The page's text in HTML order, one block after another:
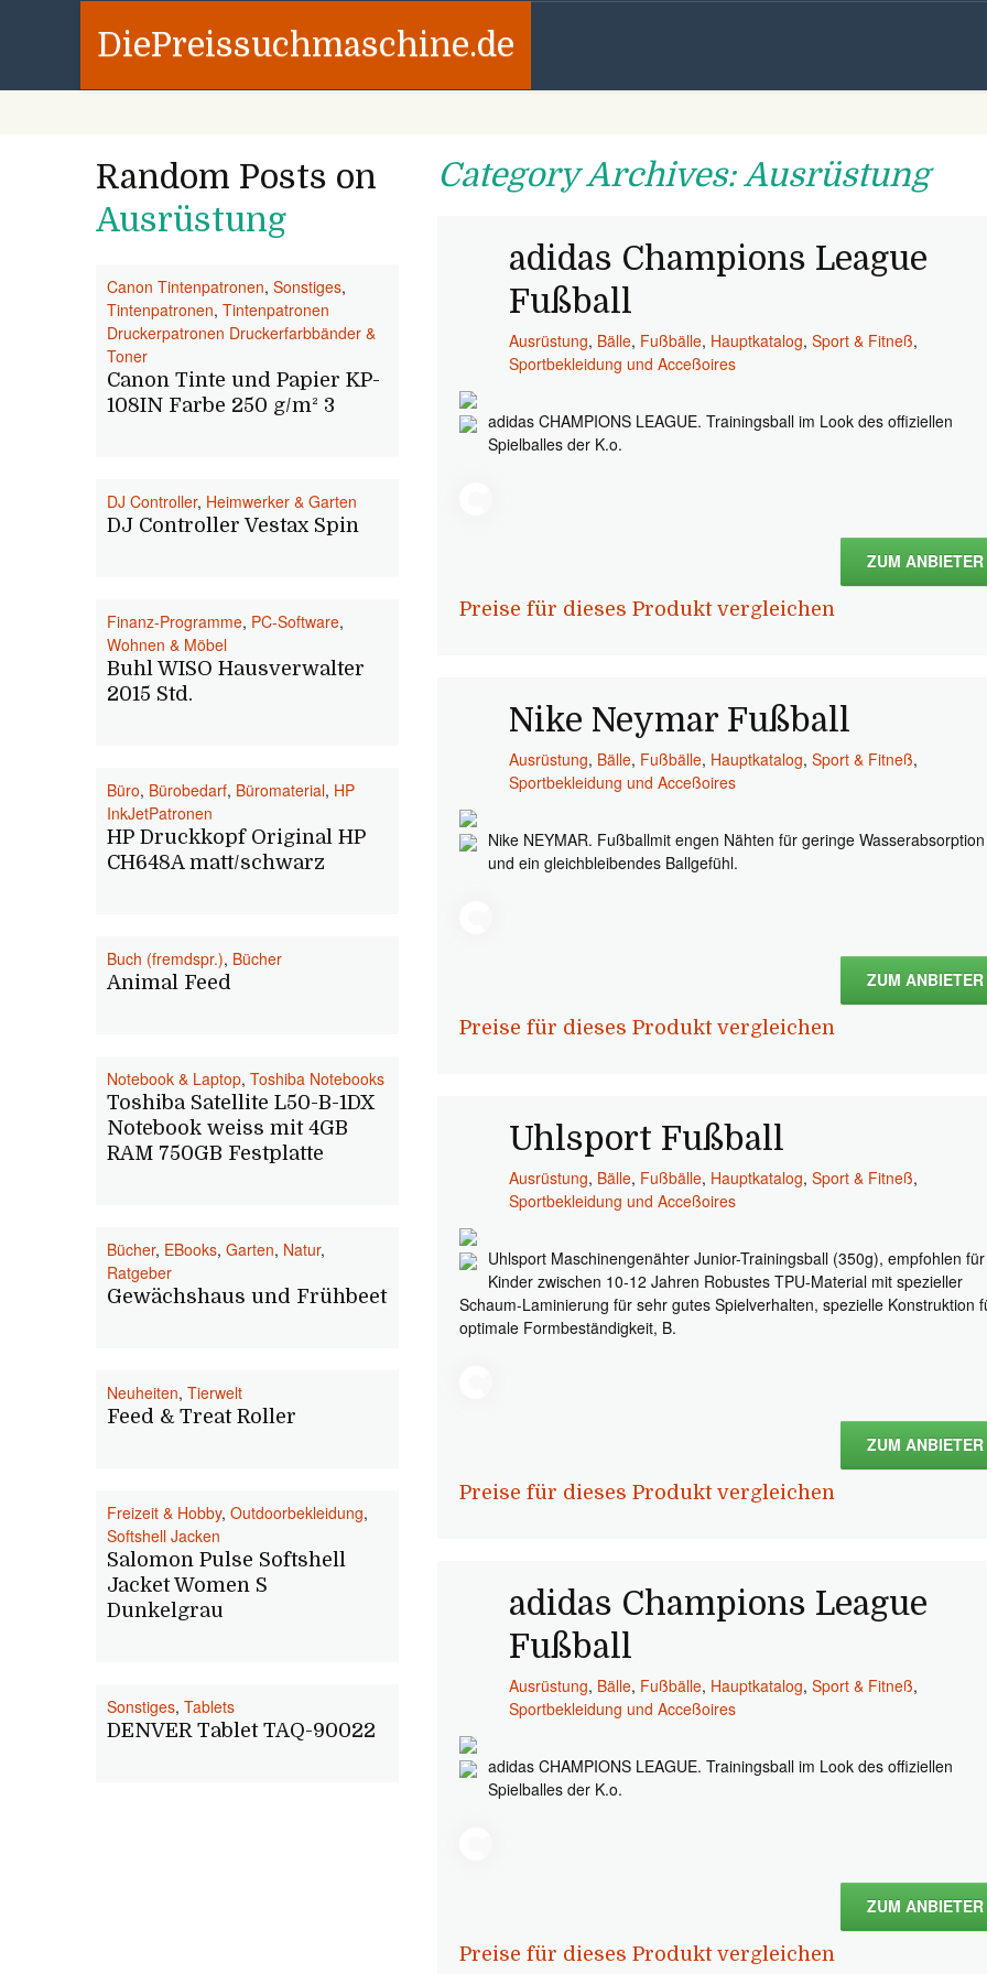
DiePreissuchmaschine.de
Category Archives: Ausrüstung
adidas Champions League
Fußball
Ausrüstung, Bälle, Fußbälle, Hauptkatalog,Sport & Fitneß,
Sportbekleidung und Acceßoires
adidas CHAMPIONS LEAGUE. Trainingsball im Look des offiziellen
Spielballes der K.o.
ZUM ANBIETER
Preise für dieses Produkt vergleichen
Nike Neymar Fußball
Ausrüstung, Bälle, Fußbälle, Hauptkatalog,Sport & Fitneß,
Sportbekleidung und Acceßoires
Nike NEYMAR. Fußballmit engen Nähten für geringe Wasserabsorption
und ein gleichbleibendes Ballgefühl.
ZUM ANBIETER
Preise für dieses Produkt vergleichen
Uhlsport Fußball
Ausrüstung, Bälle, Fußbälle, Hauptkatalog,Sport & Fitneß,
Sportbekleidung und Acceßoires
Uhlsport Maschinengenähter Junior-Trainingsball (350g), empfohlen für
Kinder zwischen 10-12 Jahren Robustes TPU-Material mit spezieller
Schaum-Laminierung für sehr gutes Spielverhalten, spezielle Konstruktion
optimale Formbeständigkeit, B.
ZUM ANBIETER
Preise für dieses Produkt vergleichen
adidas Champions League
Fußball
Ausrüstung, Bälle, Fußbälle, Hauptkatalog,Sport & Fitneß,
Sportbekleidung und Acceßoires
adidas CHAMPIONS LEAGUE. Trainingsball im Look des offiziellen
Spielballes der K.o.
ZUM ANBIETER
Preise für dieses Produkt vergleichen
Random Posts on
Ausrüstung
Canon Tintenpatronen, Sonstiges,
Tintenpatronen, Tintenpatronen
Druckerpatronen Druckerfarbbänder &
Toner
Canon Tinte und Papier KP-
108IN Farbe 250 g/m² 3
DJ Controller, Heimwerker & Garten
DJ Controller Vestax Spin
Finanz-Programme, PC-Software,
Wohnen & Möbel
Buhl WISO Hausverwalter
2015 Std.
Büro, Bürobedarf, Büromaterial, HP
InkJetPatronen
HP Druckkopf Original HP
CH648A matt/schwarz
Buch (fremdspr.), Bücher
Animal Feed
Notebook & Laptop, Toshiba Notebooks
Toshiba Satellite L50-B-1DX
Notebook weiss mit 4GB
RAM 750GB Festplatte
Bücher, EBooks, Garten, Natur,
Ratgeber
Gewächshaus und Frühbeet
Neuheiten, Tierwelt
Feed & Treat Roller
Freizeit & Hobby, Outdoorbekleidung,
Softshell Jacken
Salomon Pulse Softshell
Jacket Women S
Dunkelgrau
Sonstiges, Tablets
DENVER Tablet TAQ-90022